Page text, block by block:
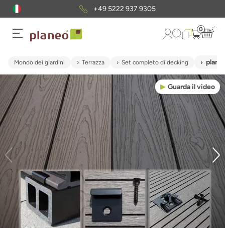
+49 5222 937 9305
0
Mondo dei giardini Terrazza Set completo di decking
Guarda il video